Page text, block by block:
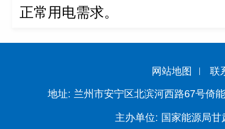
正常用电需求。
网站地图 联
地址: 兰州市安宁区北滨河西路67号倚
主办单位: 国家能源局甘